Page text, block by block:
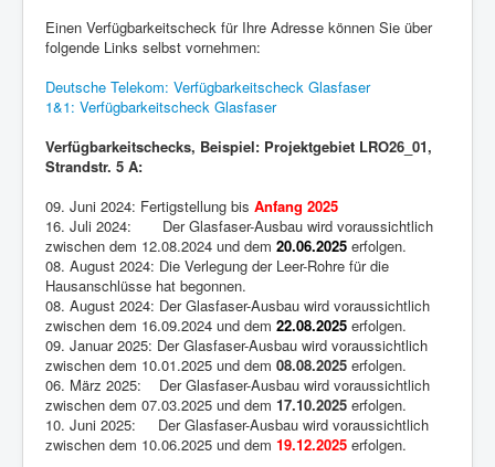
Einen Verfügbarkeitscheck für Ihre Adresse können Sie über
folgende Links selbst vornehmen:
Deutsche Telekom: Verfügbarkeitscheck Glasfaser
1&1: Verfügbarkeitscheck Glasfaser
Verfügbarkeitschecks, Beispiel: Projektgebiet LRO26_01,
Strandstr. 5 A:
09. Juni 2024: Fertigstellung bis Anfang 2025
16. Juli 2024: Der Glasfaser-Ausbau wird voraussichtlich
zwischen dem 12.08.2024 und dem 20.06.2025 erfolgen.
08. August 2024: Die Verlegung der Leer-Rohre für die
Hausanschlüsse hat begonnen.
08. August 2024: Der Glasfaser-Ausbau wird voraussichtlich
zwischen dem 16.09.2024 und dem 22.08.2025 erfolgen.
09. Januar 2025: Der Glasfaser-Ausbau wird voraussichtlich
zwischen dem 10.01.2025 und dem 08.08.2025 erfolgen.
06. März 2025: Der Glasfaser-Ausbau wird voraussichtlich
zwischen dem 07.03.2025 und dem 17.10.2025 erfolgen.
10. Juni 2025: Der Glasfaser-Ausbau wird voraussichtlich
zwischen dem 10.06.2025 und dem 19.12.2025 erfolgen.